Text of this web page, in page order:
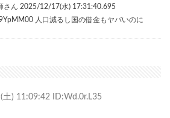
さん 2025/12/17(水) 17:31:40.695
人口減るし国の借金もヤバいのに
) 11:09:42 ID:Wd.0r.L35